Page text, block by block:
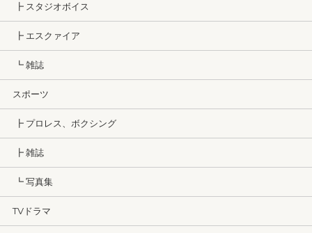
┣ スタジオボイス
┣ エスクァイア
┗ 雑誌
スポーツ
┣ プロレス、ボクシング
┣ 雑誌
┗ 写真集
TVドラマ